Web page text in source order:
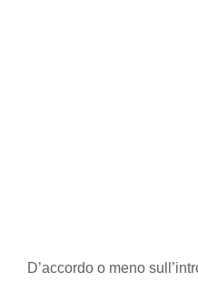
D’accordo o meno